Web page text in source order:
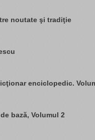
noutate şi tradiţie
enciclopedic.
bază, Volumul 2